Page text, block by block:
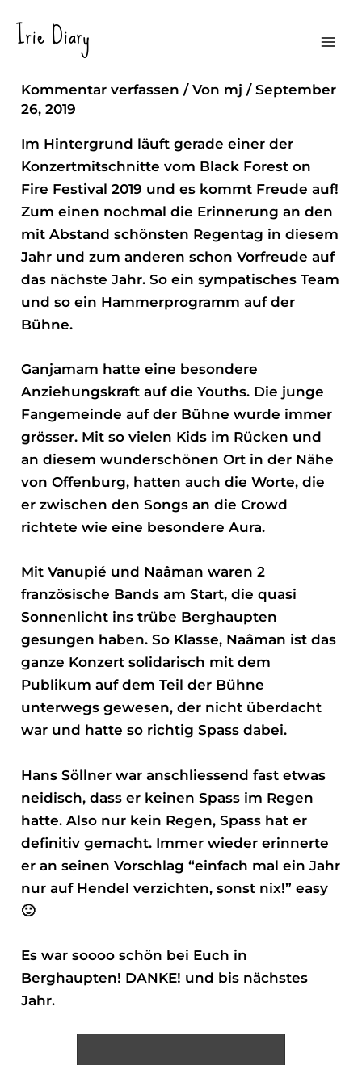
Inhalt
Irie Diary
Black Forest On Fire ’19
Kommentar verfassen / Von mj/September
26, 2019
Im Hintergrund läuft gerade einer der
Konzertmitschnitte vom Black Forest on
Fire Festival 2019 und es kommt Freude auf!
Zum einen nochmal die Erinnerung an den
mit Abstand schönsten Regentag in diesem
Jahr und zum anderen schon Vorfreude auf
das nächste Jahr. So ein sympatisches Team
und so ein Hammerprogramm auf der
Bühne.
Ganjamam hatte eine besondere
Anziehungskraft auf die Youths. Die junge
Fangemeinde auf der Bühne wurde immer
grösser. Mit so vielen Kids im Rücken und
an diesem wunderschönen Ort in der Nähe
von Offenburg, hatten auch die Worte, die
er zwischen den Songs an die Crowd
richtete wie eine besondere Aura.
Mit Vanupié und Naâman waren 2
französische Bands am Start, die quasi
Sonnenlicht ins trübe Berghaupten
gesungen haben. So Klasse, Naâman ist das
ganze Konzert solidarisch mit dem
Publikum auf dem Teil der Bühne
unterwegs gewesen, der nicht überdacht
war und hatte so richtig Spass dabei.
Hans Söllner war anschliessend fast etwas
neidisch, dass er keinen Spass im Regen
hatte. Also nur kein Regen, Spass hat er
definitiv gemacht. Immer wieder erinnerte
er an seinen Vorschlag “einfach mal ein Jahr
nur auf Hendel verzichten, sonst nix!” easy
🙂
Es war soooo schön bei Euch in
Berghaupten! DANKE! und bis nächstes
Jahr.